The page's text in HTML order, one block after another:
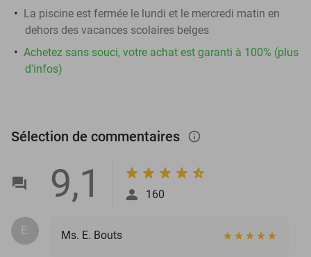
La piscine est fermée le lundi et le mercredi matin en
dehors des vacances scolaires belges
Achetez sans souci, votre achat est garanti à 100% (plus
d'infos)
Sélection de commentaires info_outlined
9,1 160
E. Ms. E. Bouts